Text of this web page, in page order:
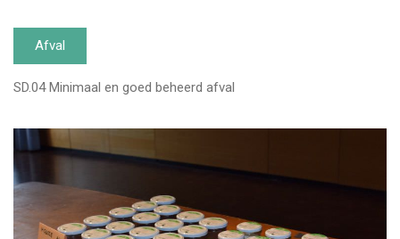
Afval
SD.04 Minimaal en goed beheerd afval